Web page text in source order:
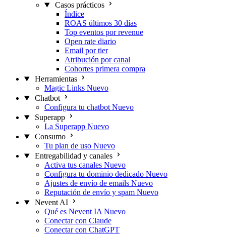
Casos prácticos
Índice
ROAS últimos 30 días
Top eventos por revenue
Open rate diario
Email por tier
Atribución por canal
Cohortes primera compra
Herramientas
Magic Links Nuevo
Chatbot
Configura tu chatbot Nuevo
Superapp
La Superapp Nuevo
Consumo
Tu plan de uso Nuevo
Entregabilidad y canales
Activa tus canales Nuevo
Configura tu dominio dedicado Nuevo
Ajustes de envío de emails Nuevo
Reputación de envío y spam Nuevo
Nevent AI
Qué es Nevent IA Nuevo
Conectar con Claude
Conectar con ChatGPT